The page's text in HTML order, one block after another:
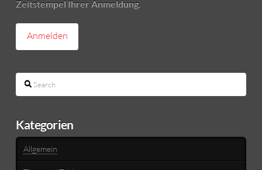
Zeitstempel Ihrer Anmeldung.
Search
Kategorien
Allgemein